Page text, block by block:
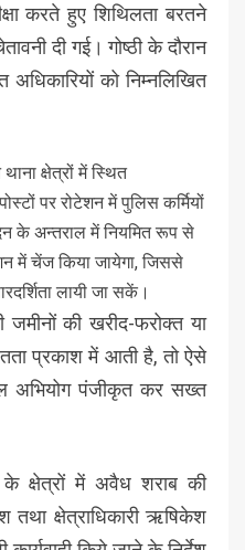
करते हुए शिथिलता बरतने
दी गई। गोष्ठी के दौरान
अधिकारियों को निम्नलिखित
क्षेत्रों में स्थित
पर रोटेशन में पुलिस कर्मियों
के अन्तराल में नियमित रूप से
में चेंज किया जायेगा, जिससे
लायी जा सकें।
जमीनों की खरीद-फरोक्त या
प्रकाश में आती है, तो ऐसे
अभियोग पंजीकृत कर सख्त
क्षेत्रों में अवैध शराब की
क्षेत्राधिकारी ऋषिकेश